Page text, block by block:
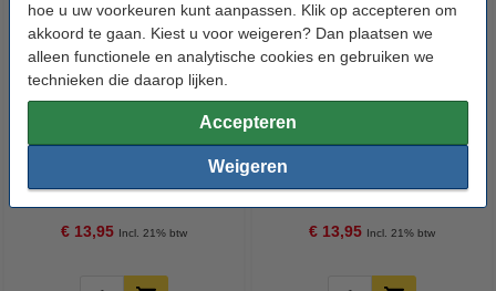
hoe u uw voorkeuren kunt aanpassen. Klik op accepteren om
akkoord te gaan. Kiest u voor weigeren? Dan plaatsen we
alleen functionele en analytische cookies en gebruiken we
technieken die daarop lijken.
Accepteren
Weigeren
€ 13,95 Incl. 21% btw € 13,95 Incl. 21% btw